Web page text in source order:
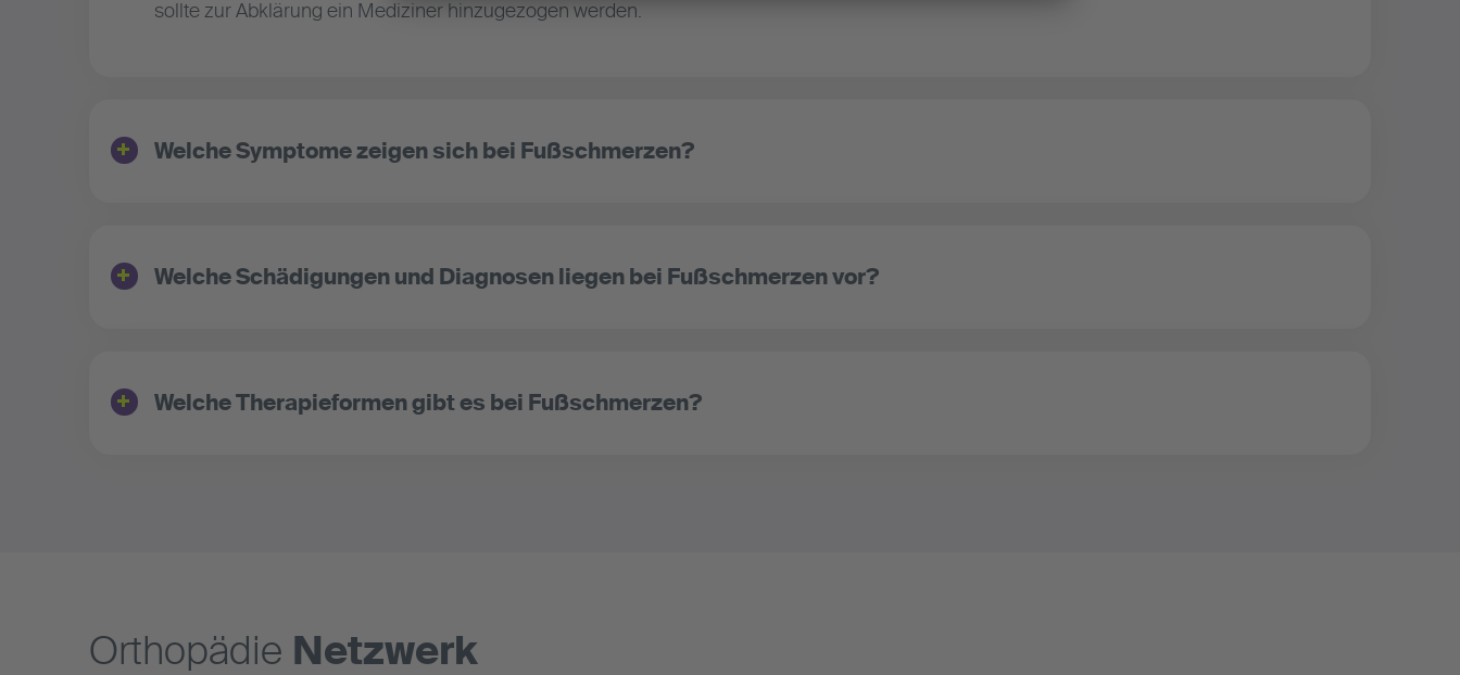
sollte zur Abklärung ein Mediziner hinzugezogen werden.
Welche Symptome zeigen sich bei Fußschmerzen?
Welche Schädigungen und Diagnosen liegen bei Fußschmerzen vor?
Welche Therapieformen gibt es bei Fußschmerzen?
Orthopädie Netzwerk